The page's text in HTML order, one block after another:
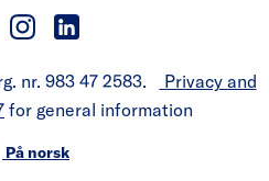
nr. 983 47 2583.
Privacy and
for general information
På norsk